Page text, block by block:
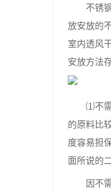
不锈
放安放的
室内透风
安放方法
⑴不
的原料比
度容易担
面所说的
因不